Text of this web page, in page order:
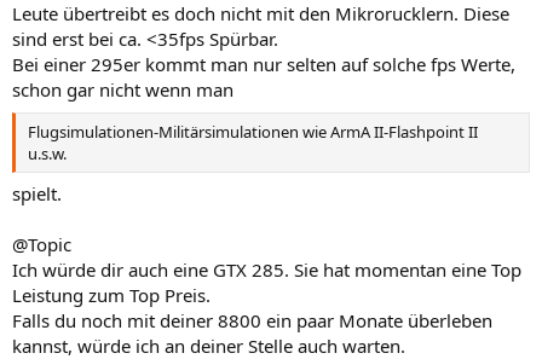
Leute übertreibt es doch nicht mit den Mikrorucklern. Diese
sind erst bei ca. <35fps Spürbar.
Bei einer 295er kommt man nur selten auf solche fps Werte,
schon gar nicht wenn man
Flugsimulationen-Militärsimulationen wie ArmA II-Flashpoint II
u.s.w.
spielt.
@Topic
Ich würde dir auch eine GTX 285. Sie hat momentan eine Top
Leistung zum Top Preis.
Falls du noch mit deiner 8800 ein paar Monate überleben
kannst, würde ich an deiner Stelle auch warten.